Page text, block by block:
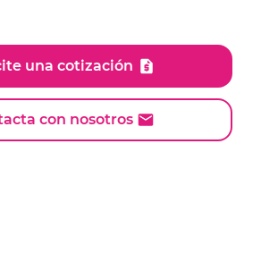
una cotización
con nosotros